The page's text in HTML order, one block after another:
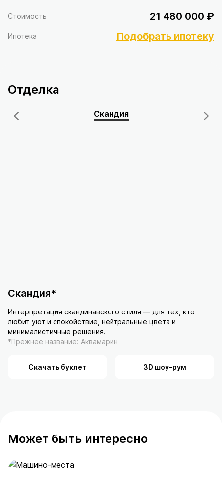
Стоимость 21 480 000 ₽
Ипотека Подобрать ипотеку
Отделка
Скачать буклет 3D шоу-рум
Скандия
Скандия*
Интерпретация скандинавского стиля — для тех, кто
любит уют и спокойствие, нейтральные цвета и
минималистичные решения.
*Прежнее название: Аквамарин
Может быть интересно